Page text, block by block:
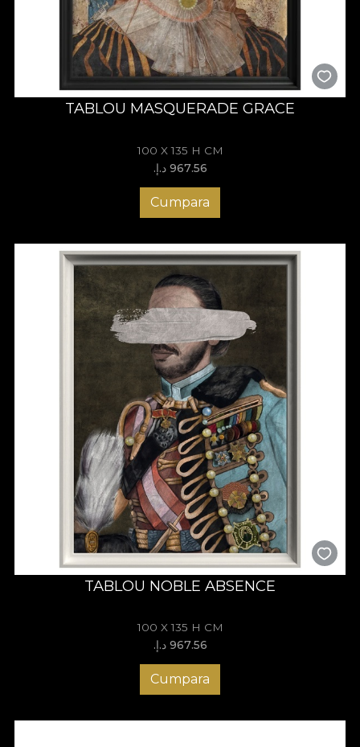
TABLOU MASQUERADE GRACE
100 X 135 H CM
967.56 د.إ.‏
Cumpara
TABLOU NOBLE ABSENCE
100 X 135 H CM
967.56 د.إ.‏
Cumpara